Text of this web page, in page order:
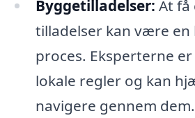
Byggetilladelser: At få
tilladelser kan være en
proces. Eksperterne
lokale regler og kan
navigere gennem dem.